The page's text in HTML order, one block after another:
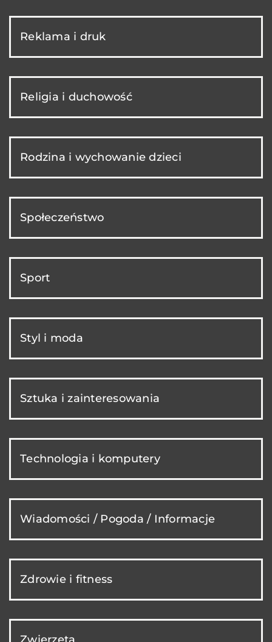
Reklama i druk
Religia i duchowość
Rodzina i wychowanie dzieci
Społeczeństwo
Sport
Styl i moda
Sztuka i zainteresowania
Technologia i komputery
Wiadomości / Pogoda / Informacje
Zdrowie i fitness